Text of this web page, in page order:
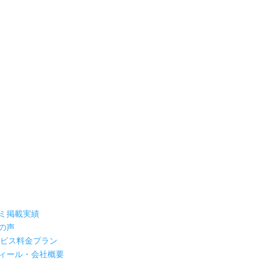
掲載実績
声
ス料金プラン
ール・会社概要